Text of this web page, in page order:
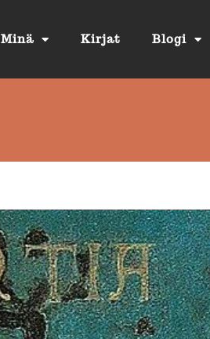
Minä Kirjat Blogi